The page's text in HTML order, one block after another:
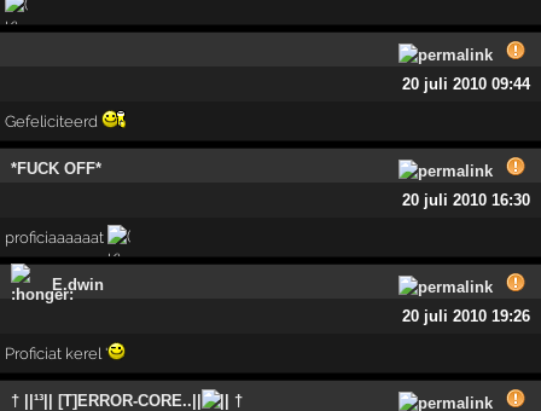
20 juli 2010 09:44
Gefeliciteerd
*FUCK OFF*
20 juli 2010 16:30
proficiaaaaaat
E.dwin
20 juli 2010 19:26
Proficiat kerel '
† ||¹³|| [T]ERROR-CORE..||
|| †